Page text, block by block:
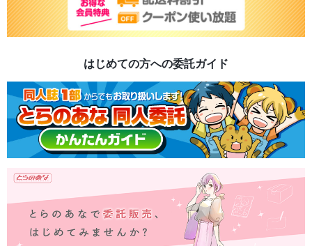
はじめての方への委託ガイド